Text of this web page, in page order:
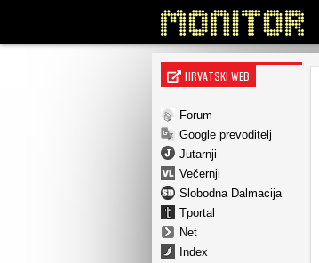
HRVATSKI WEB
Forum
Google prevoditelj
Jutarnji
Večernji
Slobodna Dalmacija
Tportal
Net
Index